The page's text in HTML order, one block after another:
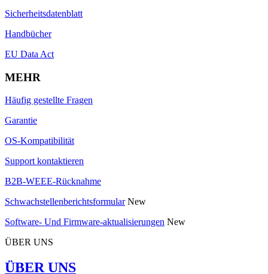
Sicherheitsdatenblatt
Handbücher
EU Data Act
MEHR
Häufig gestellte Fragen
Garantie
OS-Kompatibilität
Support kontaktieren
B2B-WEEE-Rücknahme
Schwachstellenberichtsformular New
Software- Und Firmware-aktualisierungen New
ÜBER UNS
ÜBER UNS